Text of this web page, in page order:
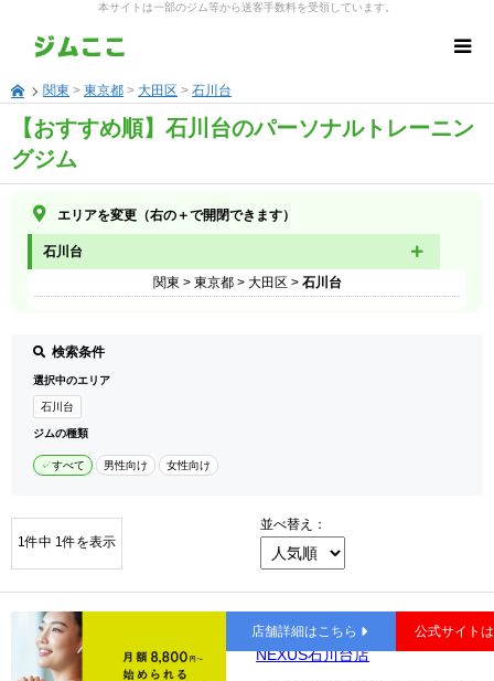
本サイトは一部のジム等から送客手数料を受領しています。
関東 >東京都 > 大田区 >石川台
【おすすめ順】石川台のパーソナルトレーニン
グジム
エリアを変更（右の＋で開閉できます）
石川台
関東 > 東京都> 大田区 > 石川台
検索条件
選択中のエリア
石川台
ジムの種類
すべて 男性向け 女性向け
1件中 1件を表示
並べ替え：
石川台
NEXUS石川台店
店舗詳細はこちら 公式サイト